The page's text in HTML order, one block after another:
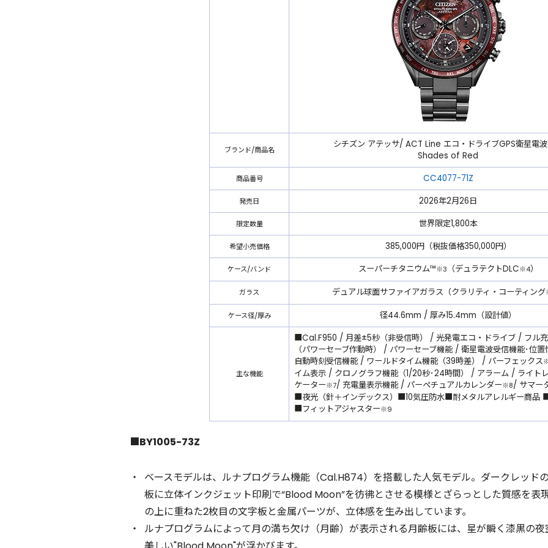
ブランド/商品名
シチズン アテッサ/ ACT Line エコ・ドライブGPS衛星電
Shades of Red
商品番号 CC4077-71Z
発売日 2026年2月26日
限定数量 世界限定1,800本
希望小売価格 385,000円（税抜価格350,000円）
ケース/バンド スーパーチタニウム™※3 （デュラテクトDLC※4）
ガラス デュアル球面サファイアガラス（クラリティ・コーティング
ケース径/厚み 径44.6mm / 厚み15.4mm（設計値）
主な機能
■Cal.F950 / 月差±5秒（非受信時） / 光発電エコ・ドライブ / フル
（パワーセーブ作動時） / パワーセーブ機能 / 衛星電波受信機能･位
自動時刻受信機能 / ワールドタイム機能（39時差） / パーフェックス
イム表示 / クロノグラフ機能（1/20秒･24時間） / アラーム / ライト
ケーター※7/ 充電量表示機能 / パーペチュアルカレンダー※8/ サマー
■夜光（針＋インデックス）■10気圧防水■耐メタルアレルギー商品
■フィットアジャスター※9
■BY1005-73Z
ベースモデルは、ルナプログラム機能（Cal.H874）を搭載した人気モデル。ダークレッド
板に立体インクジェット印刷で“Blood Moon”を彷彿とさせる模様とざらっとした質感を表
の上に重ねた2枚目の文字板と金属パーツが、立体感を生み出しています。
ルナプログラムによって月の満ち欠け（月齢）が表示される月齢板には、星が瞬く漆黒の夜